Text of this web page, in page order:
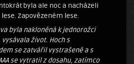
byla ale noc a nacházeli
Zapovězeném lese.
byla nakloněná k jednorožci
vysávala život. Hoch s
se zatvářil vystrašeně a s
se vytratil z dosahu, zatímco